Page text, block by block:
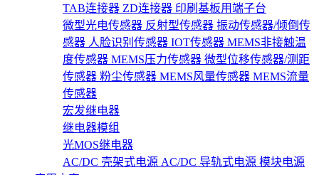
TAB连接器 ZD连接器 印刷基板用端子台
微型光电传感器 反射型传感器 振动传感器/倾倒传
感器 人脸识别传感器 IOT传感器 MEMS非接触温
度传感器 MEMS压力传感器 微型位移传感器/测距
传感器 粉尘传感器 MEMS风量传感器 MEMS流量
传感器
宏发继电器
继电器模组
光MOS继电器
AC/DC 壳架式电源 AC/DC 导轨式电源 模块电源